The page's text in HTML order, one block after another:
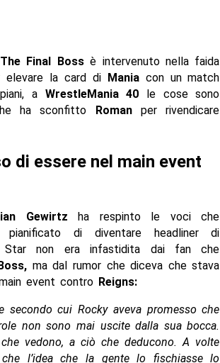
The Final Bossè intervenuto nella faida
elevare la card di Maniacon un match
a WrestleMania 40 le cose sono
ha sconfitto Romanper rivendicare
di essere nel main event
Gewirtz ha respinto le voci che
di diventare headliner di
non era infastidita dai fan che
ma dal rumor che diceva che stava
event contro Reigns:
secondo cui Rocky aveva promesso che
non sono mai uscite dalla sua bocca.
vedono, a ciò che deducono. A volte
l’idea che la gente lo fischiasse lo